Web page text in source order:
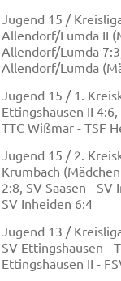
Jugend 15 /
Allendorf/Lumda II
Allendorf/Lumda
Allendorf/Lumda
Jugend 15 / 1.
Ettingshausen II
TTC Wißmar - TSF
Jugend 15 / 2.
Krumbach
2:8, SV Saasen -
SV Inheiden 6:4
Jugend 13 /
SV Ettingshausen -
Ettingshausen II -